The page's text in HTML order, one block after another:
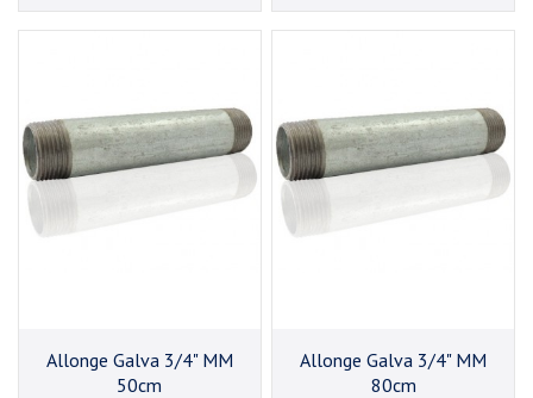
Allonge Galva 3/4" MM
50cm
Allonge Galva 3/4" MM
80cm